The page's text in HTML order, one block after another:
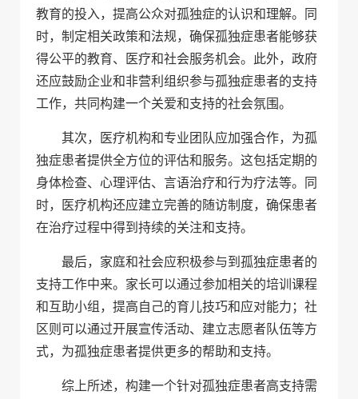
教育的投入，提高公众对孤独症的认识和理解。同
时，制定相关政策和法规，确保孤独症患者能够获
得公平的教育、医疗和社会服务机会。此外，政府
还应鼓励企业和非营利组织参与孤独症患者的支持
工作，共同构建一个关爱和支持的社会氛围。
其次，医疗机构和专业团队应加强合作，为孤
独症患者提供全方位的评估和服务。这包括定期的
身体检查、心理评估、言语治疗和行为疗法等。同
时，医疗机构还应建立完善的随访制度，确保患者
在治疗过程中得到持续的关注和支持。
最后，家庭和社会应积极参与到孤独症患者的
支持工作中来。家长可以通过参加相关的培训课程
和互助小组，提高自己的育儿技巧和应对能力；社
区则可以通过开展宣传活动、建立志愿者队伍等方
式，为孤独症患者提供更多的帮助和支持。
综上所述，构建一个针对孤独症患者高支持需